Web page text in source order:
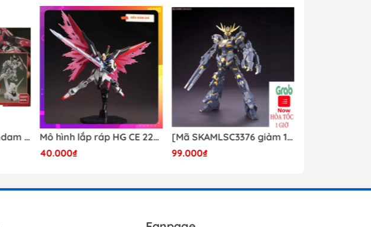
Sơn Jumpwind
Dụng Cụ Ustar - Phụ Kiện
Mô Hình
Phụ kiện Tamiya
Bút kẻ ( tô, bút lông, cọ)
Sơn, Dụng Cụ Mr Hobby
Sơn Vallejo Tây Ba Nha
Sơn Tamiya
Sơn BT
Mô Hình lắp ráp Gundam HG RX-0 Unicorn Gundam Destroy Mode 100 Daban
Mô hình lắp ráp HG CE 224 Destiny Revive Daban [TẶNG WING EFFECT]
40.000₫
[Mã SKAMLSC3376 giảm 10% đơn 100K] Mô Hình lắp ráp Gundam HG Unicorn Gundam 02 Banshee (Destroy Mode) 134 Daban
99.000₫